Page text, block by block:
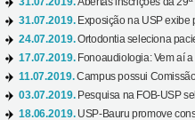
31.07.2019. Exposição na USP exibe
24.07.2019.Ortodontia seleciona
17.07.2019. Fonoaudiologia: Vem aí
11.07.2019.Campus possui
03.07.2019. Pesquisa na FOB-USP
18.06.2019. USP-Bauru promove